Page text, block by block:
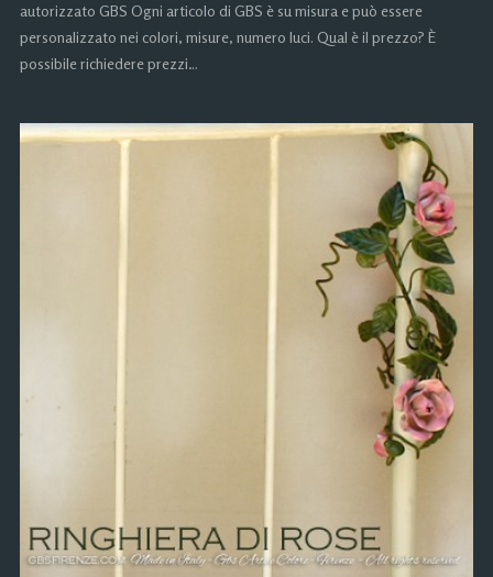
autorizzato GBS Ogni articolo di GBS è su misura e può essere
personalizzato nei colori, misure, numero luci. Qual è il prezzo? È
possibile richiedere prezzi…